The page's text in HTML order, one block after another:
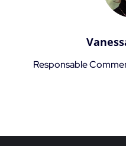
Responsable